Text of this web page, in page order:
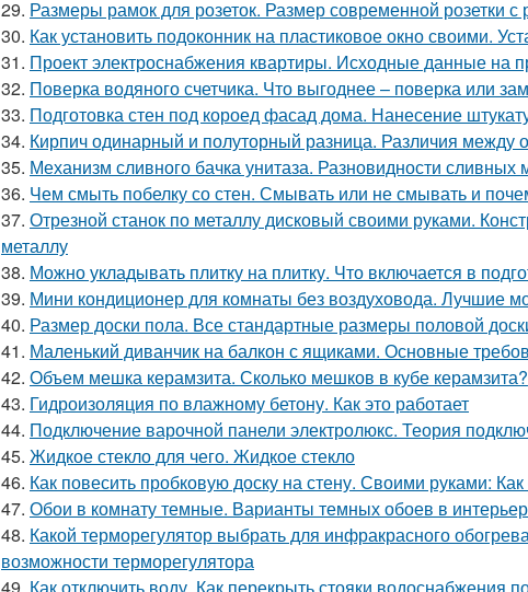
29. Размеры рамок для розеток. Размер современной розетки с
30. Как установить подоконник на пластиковое окно своими.
31. Проект электроснабжения квартиры. Исходные данные на
32. Поверка водяного счетчика. Что выгоднее – поверка или
33. Подготовка стен под короед фасад дома. Нанесение
34. Кирпич одинарный и полуторный разница. Различия
35. Механизм сливного бачка унитаза. Разновидности сливных
36. Чем смыть побелку со стен. Смывать или не смывать и
37. Отрезной станок по металлу дисковый своими руками.
металлу
38. Можно укладывать плитку на плитку. Что включается в
39. Мини кондиционер для комнаты без воздуховода. Лучшие
40. Размер доски пола. Все стандартные размеры половой
41. Маленький диванчик на балкон с ящиками. Основные
42. Объем мешка керамзита. Сколько мешков в кубе керамзита?
43. Гидроизоляция по влажному бетону. Как это работает
44. Подключение варочной панели электролюкс. Теория
45. Жидкое стекло для чего. Жидкое стекло
46. Как повесить пробковую доску на стену. Своими руками:
47. Обои в комнату темные. Варианты темных обоев в
48. Какой терморегулятор выбрать для инфракрасного
возможности терморегулятора